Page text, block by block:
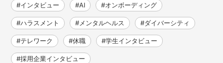
#インタビュー #AI #オンボーディング
#ハラスメント #メンタルヘルス #ダイバーシティ
#テレワーク #休職 #学生インタビュー
#採用企業インタビュー